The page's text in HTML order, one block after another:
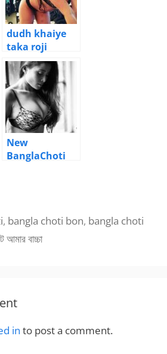
dudh khaiye
taka roji
bangla choti
golpo |
BanglaChotika
hini
New
BanglaChoti
, bangla choti bon, bangla choti
আমার বাচ্চা
in to post a comment.